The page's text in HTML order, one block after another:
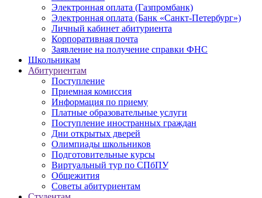
Электронная оплата (Газпромбанк)
Электронная оплата (Банк «Санкт-Петербург»)
Личный кабинет абитуриента
Корпоративная почта
Заявление на получение справки ФНС
Школьникам
Абитуриентам
Поступление
Приемная комиссия
Информация по приему
Платные образовательные услуги
Поступление иностранных граждан
Дни открытых дверей
Олимпиады школьников
Подготовительные курсы
Виртуальный тур по СПбПУ
Общежития
Советы абитуриентам